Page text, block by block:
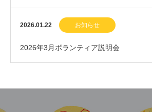
2026.01.22 お知らせ
2026年3月ボランティア説明会